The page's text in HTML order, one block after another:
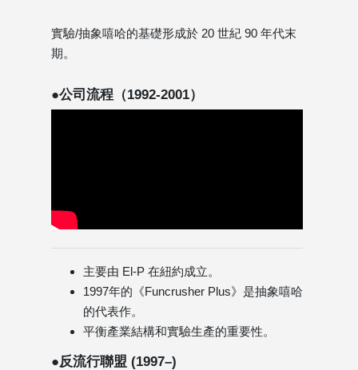
實驗/抽象嘻哈的基礎形成於 20 世紀 90 年代末
期。
●公司流程（1992-2001）
主要由 El-P 在紐約成立。
1997年的《Funcrusher Plus》是抽象嘻哈
的代表作。
平衡產業結構和實驗生產的重要性。
●反流行聯盟 (1997–)